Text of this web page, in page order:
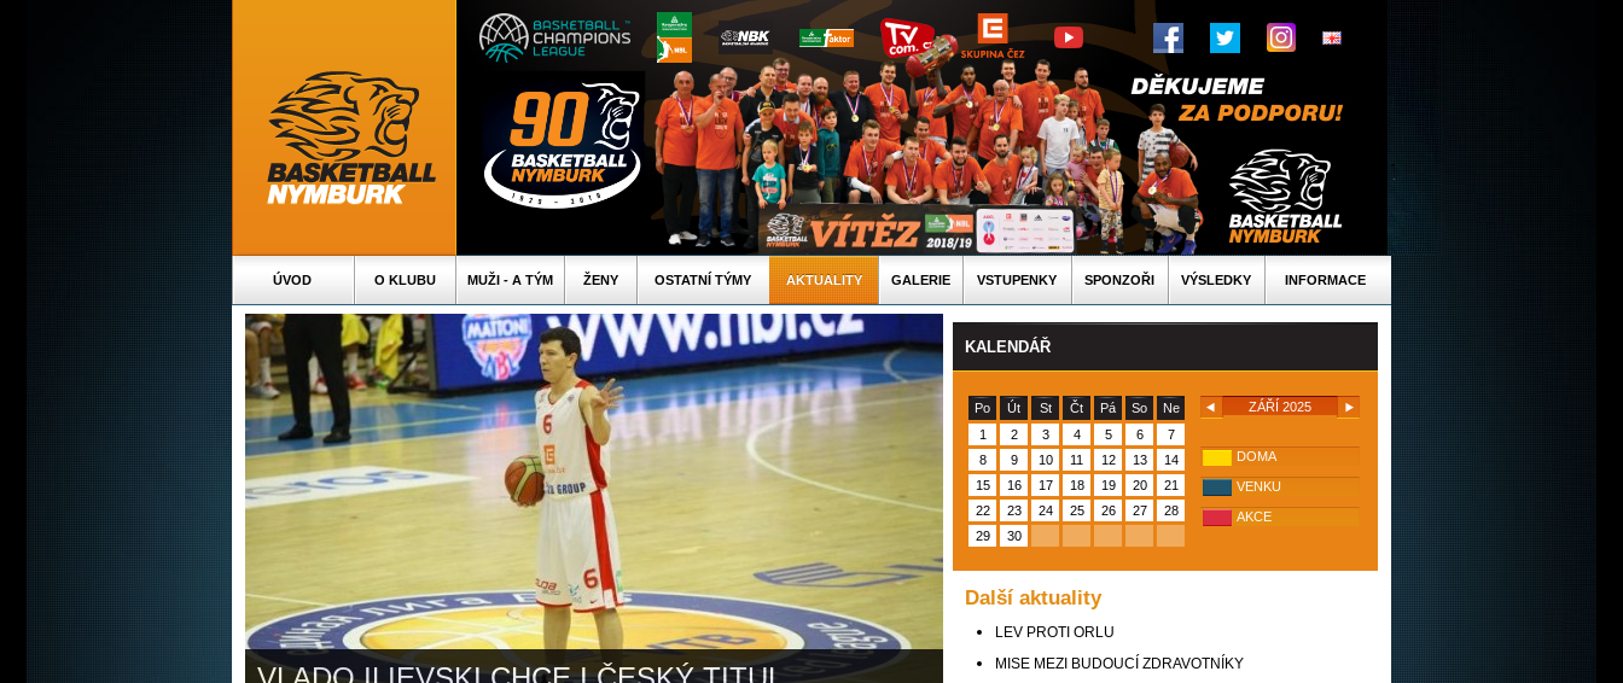
ÚVOD O KLUBU MUŽI - A TÝM ŽENY OSTATNÍ TÝMY AKTUALITY GALERIE VSTUPENKY SPONZOŘI VÝSLEDKY INFORMACE
KALENDÁŘ
ZÁŘÍ 2025
DOMA
VENKU
AKCE
Po Út St Čt Pá So
Ne
1
2 3 4 5 6
7
8
9 10 11 12 13
14
15
16 17 18 19 20
21
22
23 24 25 26 27
28
29
30
Další aktuality
LEV PROTI ORLU
MISE MEZI BUDOUCÍ ZDRAVOTNÍKY